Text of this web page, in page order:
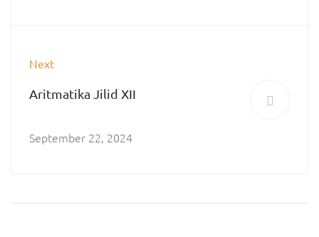
Next
Aritmatika Jilid XII
September 22, 2024